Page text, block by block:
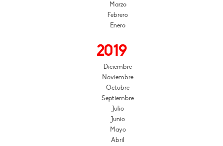
Marzo
Febrero
Enero
2019
Diciembre
Noviembre
Octubre
Septiembre
Julio
Junio
Mayo
Abril